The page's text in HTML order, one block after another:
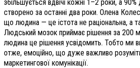
збільшується вдвічі кожні 1–2 роки, а 90%
створено за останні два роки. Олена
що людина — це істота не раціональна, а
Людський мозок приймає рішення за 200
людина це рішення усвідомить. Тобто ми
отже, емоційно, що дуже важливо
маркетингової комунікації.